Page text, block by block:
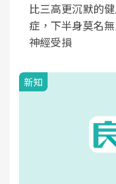
比三高更沉默的
症，下半身莫名
神經受損
新知